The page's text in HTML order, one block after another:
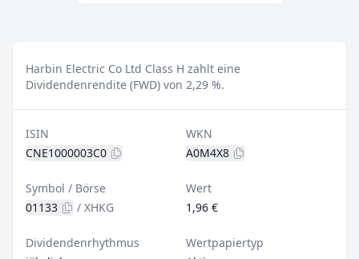
Harbin Electric Co Ltd Class H zahlt eine
Dividendenrendite (FWD) von 2,29 %.
ISIN
CNE1000003C0
WKN
A0M4X8
Symbol / Börse
01133
/ XHKG
Wert
1,96 €
Dividendenrhythmus
Wertpapiertyp